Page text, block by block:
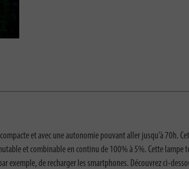
et avec une autonomie pouvant aller jusqu'à 70h.
et combinable en continu de 100% à 5%. Cette
de recharger les smartphones. Découvrez ci-